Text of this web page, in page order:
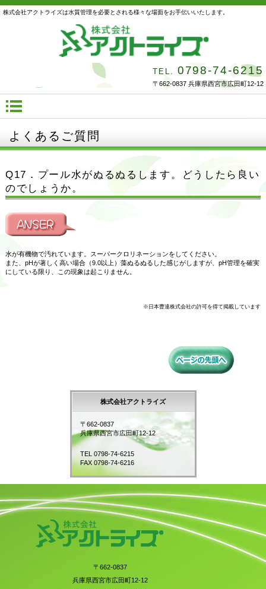
株式会社アクトライズは水質管理を必要とされる様々な場面をお手伝いいたします。
TEL. 0798-74-6215
〒662-0837 兵庫県西宮市広田町12-12
よくあるご質問
Q17．プール水がぬるぬるします。どうしたら良い
のでしょうか。
水が有機物で汚れています。スーパークロリネーションをしてください。
また、pHが著しく高い場合（9.0以上）藻ぬるぬるした感じがしますが、pH管理を確実
にしている限り、この現象は起こりません。
※日本曹達株式会社の許可を得て掲載しています
株式会社アクトライズ
〒662-0837
兵庫県西宮市広田町12-12
TEL 0798-74-6215
FAX 0798-74-6216
〒662-0837
兵庫県西宮市広田町12-12